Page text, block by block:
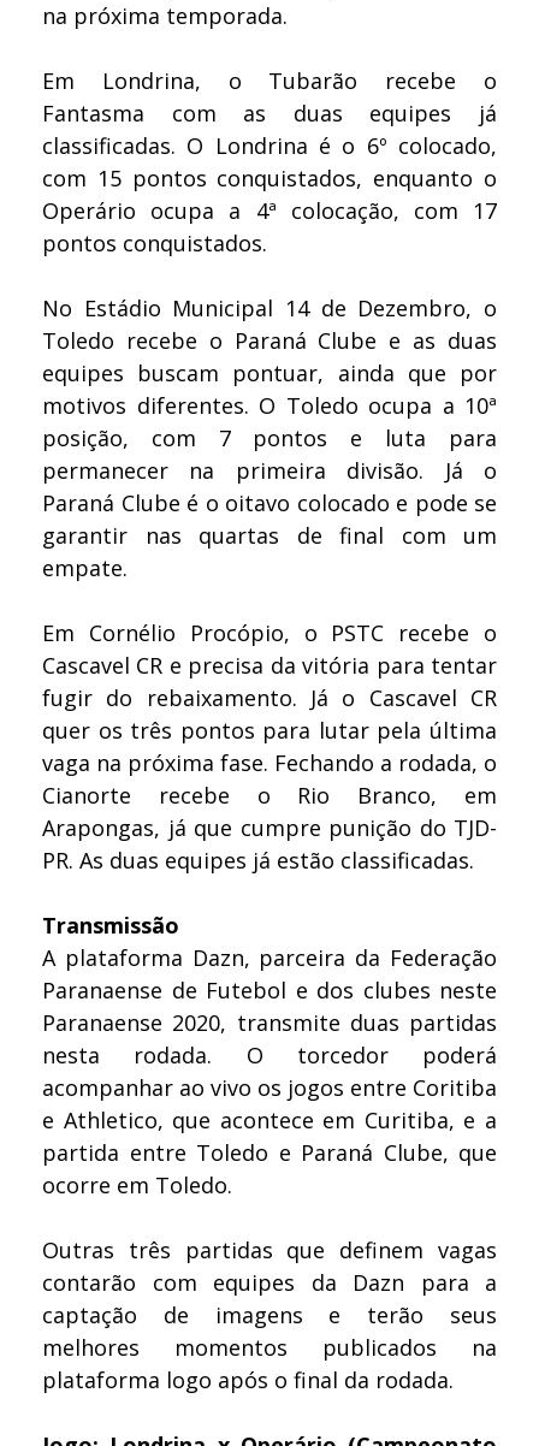
na próxima temporada.
Em Londrina, o Tubarão recebe o
Fantasma com as duas equipes já
classificadas. O Londrina é o 6º colocado,
com 15 pontos conquistados, enquanto o
Operário ocupa a 4ª colocação, com 17
pontos conquistados.
No Estádio Municipal 14 de Dezembro, o
Toledo recebe o Paraná Clube e as duas
equipes buscam pontuar, ainda que por
motivos diferentes. O Toledo ocupa a 10ª
posição, com 7 pontos e luta para
permanecer na primeira divisão. Já o
Paraná Clube é o oitavo colocado e pode se
garantir nas quartas de final com um
empate.
Em Cornélio Procópio, o PSTC recebe o
Cascavel CR e precisa da vitória para tentar
fugir do rebaixamento. Já o Cascavel CR
quer os três pontos para lutar pela última
vaga na próxima fase. Fechando a rodada, o
Cianorte recebe o Rio Branco, em
Arapongas, já que cumpre punição do TJD-
PR. As duas equipes já estão classificadas.
Transmissão
A plataforma Dazn, parceira da Federação
Paranaense de Futebol e dos clubes neste
Paranaense 2020, transmite duas partidas
nesta rodada. O torcedor poderá
acompanhar ao vivo os jogos entre Coritiba
e Athletico, que acontece em Curitiba, e a
partida entre Toledo e Paraná Clube, que
ocorre em Toledo.
Outras três partidas que definem vagas
contarão com equipes da Dazn para a
captação de imagens e terão seus
melhores momentos publicados na
plataforma logo após o final da rodada.